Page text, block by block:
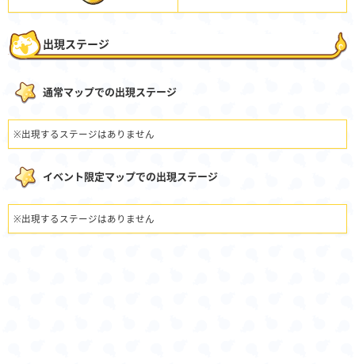
出現ステージ
通常マップでの出現ステージ
※出現するステージはありません
イベント限定マップでの出現ステージ
※出現するステージはありません